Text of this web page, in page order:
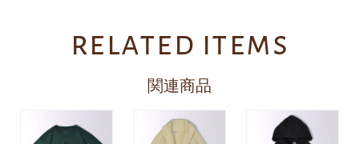
related items
関連商品